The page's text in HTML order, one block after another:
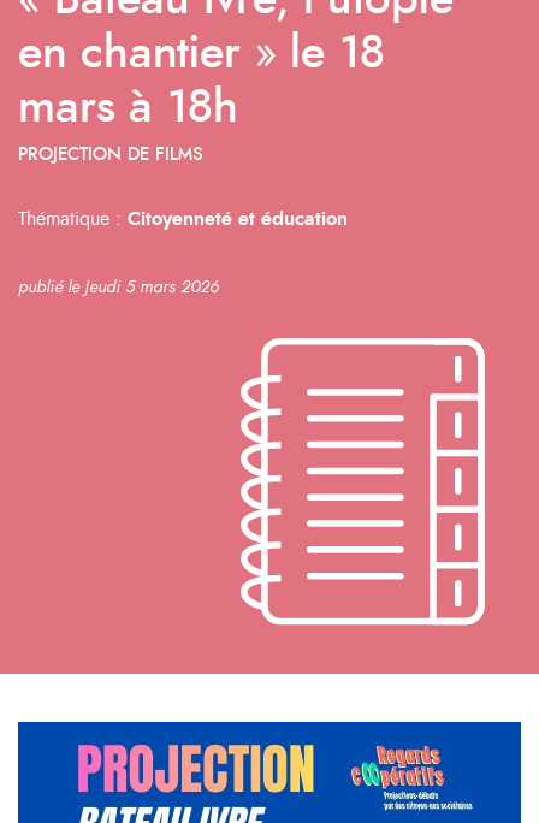
en chantier » le 18
mars à 18h
PROJECTION DE FILMS
Thématique : Citoyenneté et éducation
publié le Jeudi 5 mars 2026